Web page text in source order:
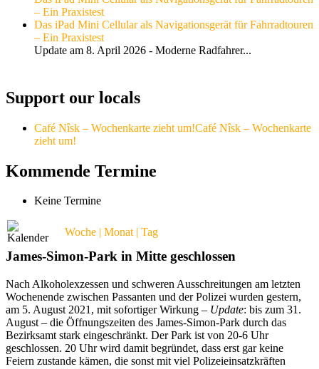
– Ein Praxistest
Das iPad Mini Cellular als Navigationsgerät für Fahrradtouren
– Ein Praxistest
Update am 8. April 2026 - Moderne Radfahrer...
Support our locals
Café Nîsk – Wochenkarte zieht um!Café Nîsk – Wochenkarte
zieht um!
Kommende Termine
Keine Termine
Woche | Monat | Tag
James-Simon-Park in Mitte geschlossen
Nach Alkoholexzessen und schweren Ausschreitungen am letzten
Wochenende zwischen Passanten und der Polizei wurden gestern,
am 5. August 2021, mit sofortiger Wirkung – Update: bis zum 31.
August – die Öffnungszeiten des James-Simon-Park durch das
Bezirksamt stark eingeschränkt. Der Park ist von 20-6 Uhr
geschlossen. 20 Uhr wird damit begründet, dass erst gar keine
Feiern zustande kämen, die sonst mit viel Polizeieinsatzkräften